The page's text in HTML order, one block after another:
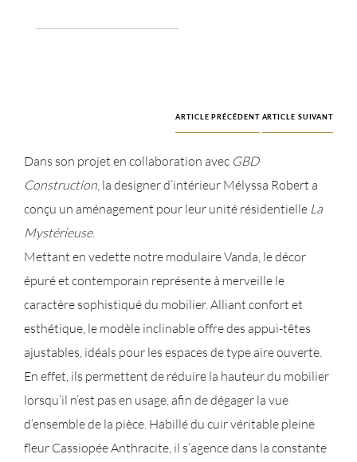
ARTICLE PRÉCÉDENT ARTICLE SUIVANT
Dans son projet en collaboration avec GBD
Construction , la designer d’intérieur Mélyssa Robert a
conçu un aménagement pour leur unité résidentielle La
Mystérieuse.
Mettant en vedette notre modulaire Vanda, le décor
épuré et contemporain représente à merveille le
caractère sophistiqué du mobilier. Alliant confort et
esthétique, le modèle inclinable offre des appui-têtes
ajustables, idéals pour les espaces de type aire ouverte.
En effet, ils permettent de réduire la hauteur du mobilier
lorsqu’il n’est pas en usage, afin de dégager la vue
d’ensemble de la pièce. Habillé du cuir véritable pleine
fleur Cassiopée Anthracite, il s’agence dans la constante